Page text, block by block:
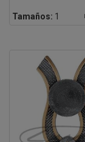
Tamaños: 1